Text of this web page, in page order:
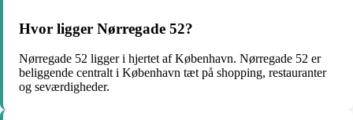
Hvor ligger Nørregade 52?
Nørregade 52 ligger i hjertet af København. Nørregade 52 er
beliggende centralt i København tæt på shopping, restauranter
og seværdigheder.